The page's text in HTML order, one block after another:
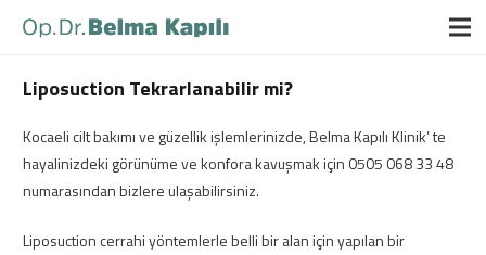
Liposuction Tekrarlanabilir mi?
Kocaeli cilt bakımı ve güzellik işlemlerinizde, Belma Kapılı Klinik’ te
hayalinizdeki görünüme ve konfora kavuşmak için 0505 068 33 48
numarasından bizlere ulaşabilirsiniz.
Liposuction cerrahi yöntemlerle belli bir alan için yapılan bir